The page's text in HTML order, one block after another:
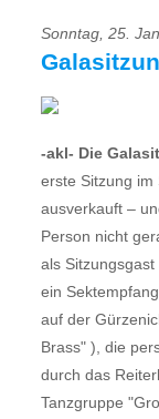
Sonntag, 25.
-akl- Die
erste Sitzung im
ausverkauft –
Person nicht
als
ein
auf der
Brass" ), die
durch das
Tanzgruppe